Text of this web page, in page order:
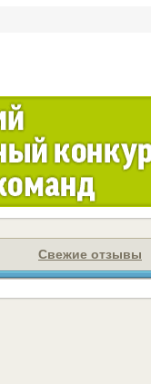
Свежие отзывы